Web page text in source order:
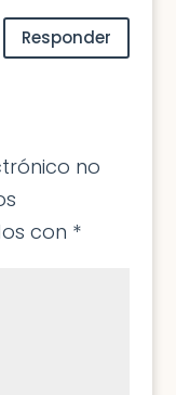
Responder
no
con *